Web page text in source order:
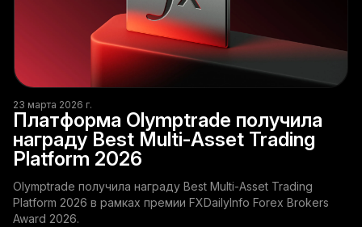
23 марта 2026 г.
Платформа Olymptrade получила
награду Best Multi-Asset Trading
Platform 2026
Olymptrade получила награду Best Multi-Asset Trading
Platform 2026 в рамках премии FXDailyInfo Forex Brokers
Award 2026.